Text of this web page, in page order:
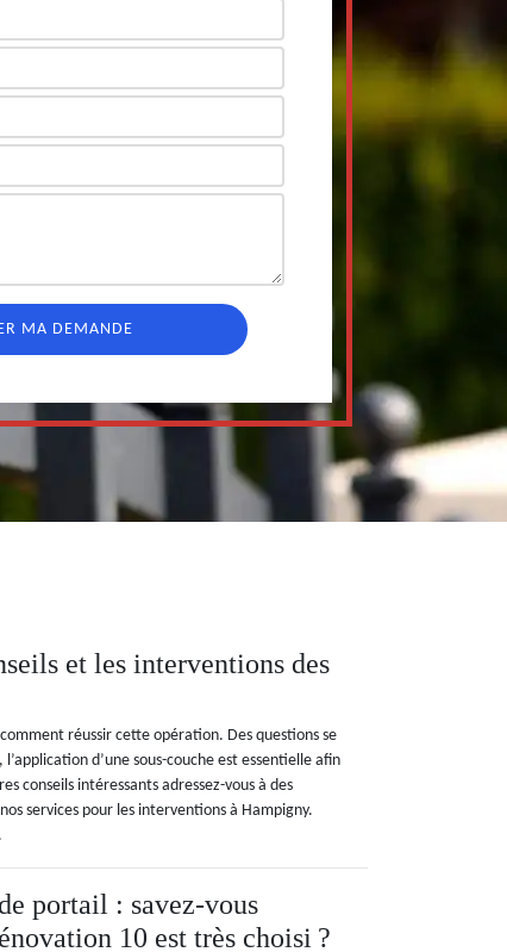
et les interventions des
réussir cette opération. Des questions se
d’une sous-couche est essentielle afin
conseils intéressants adressez-vous à des
services pour les interventions à Hampigny.
portail : savez-vous
10 est très choisi ?